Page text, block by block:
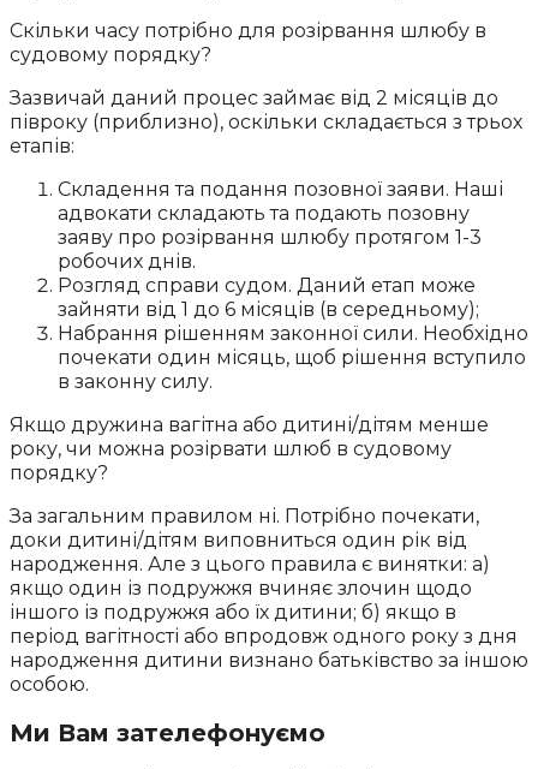
Скільки часу потрібно для розірвання шлюбу в
судовому порядку?
Зазвичай даний процес займає від 2 місяців до
півроку (приблизно), оскільки складається з трьох
етапів:
Складення та подання позовної заяви. Наші
адвокати складають та подають позовну
заяву про розірвання шлюбу протягом 1-3
робочих днів.
Розгляд справи судом. Даний етап може
зайняти від 1 до 6 місяців (в середньому);
Набрання рішенням законної сили. Необхідно
почекати один місяць, щоб рішення вступило
в законну силу.
Якщо дружина вагітна або дитині/дітям менше
року, чи можна розірвати шлюб в судовому
порядку?
За загальним правилом ні. Потрібно почекати,
доки дитині/дітям виповниться один рік від
народження. Але з цього правила є винятки: а)
якщо один із подружжя вчиняє злочин щодо
іншого із подружжя або їх дитини; б) якщо в
період вагітності або впродовж одного року з дня
народження дитини визнано батьківство за іншою
особою.
Ми Вам зателефонуємо